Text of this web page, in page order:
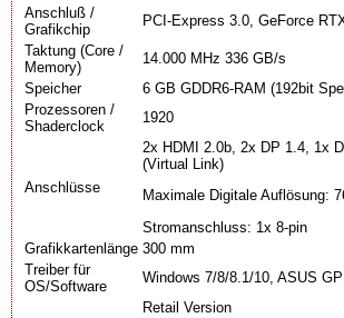
Anschluß /
Grafikchip
PCI-Express 3.0, GeForce
Taktung (Core /
Memory)
14.000 MHz 336 GB/s
Speicher
6 GB GDDR6-RAM (192bit
Prozessoren /
Shaderclock
1920
Anschlüsse
2x HDMI 2.0b, 2x DP 1.4, 1x
(Virtual Link)
Maximale Digitale Auflösung:
Stromanschluss: 1x 8-pin
Grafikkartenlänge 300 mm
Treiber für
OS/Software
Windows 7/8/8.1/10, ASUS
Retail Version